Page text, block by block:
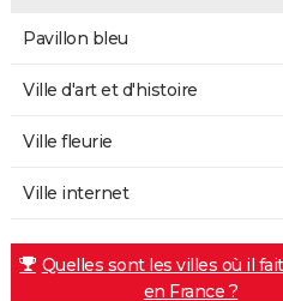
Pavillon bleu
Ville d'art et d'histoire
Ville fleurie
Ville internet
Quelles sont les villes où il
en France ?